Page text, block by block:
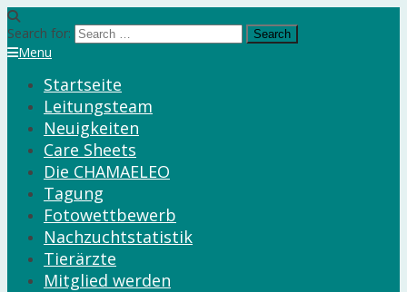
Search for:
Menu
Startseite
Leitungsteam
Neuigkeiten
Care Sheets
Die CHAMAELEO
Tagung
Fotowettbewerb
Nachzuchtstatistik
Tierärzte
Mitglied werden